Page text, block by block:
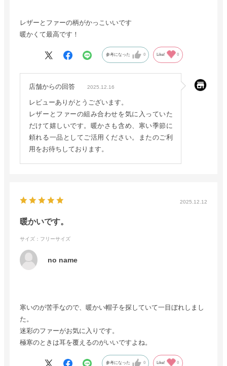
レザーとファーの柄がかっこいいです
暖かくて最高です！
参考になった 0 Like! 0
店舗からの回答 2025.12.16
レビューありがとうございます。
レザーとファーの組み合わせを気に入っていた
だけて嬉しいです。暖かさも含め、寒い季節に
頼れる一品としてご活用ください。またのご利
用をお待ちしております。
2025.12.12
暖かいです。
サイズ：フリーサイズ
no name
寒いのが苦手なので、暖かい帽子を探していて一目ぼれしまし
た。
迷彩のファーがお気に入りです。
極寒のときは耳を覆えるのがいいですよね。
参考になった 0 Like! 0